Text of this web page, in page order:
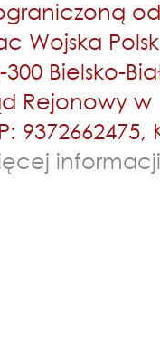
Wojska
300 Bielsko-
Rejonowy w
9372662475,
informacji